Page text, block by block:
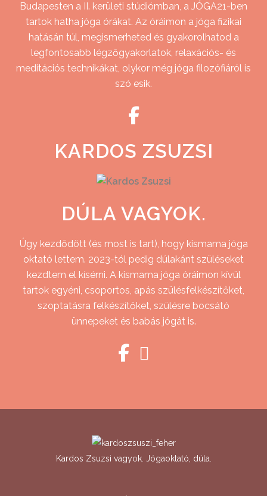
Budapesten a II. kerületi stúdiómban, a JÓGA21-ben
tartok hatha jóga órákat. Az óráimon a jóga fizikai
hatásán túl, megismerheted és gyakorolhatod a
legfontosabb légzőgyakorlatok, relaxációs- és
meditációs technikákat, olykor még jóga filozófiáról is
szó esik.
KARDOS ZSUZSI
DÚLA VAGYOK.
Úgy kezdődött (és most is tart), hogy kismama jóga
oktató lettem. 2023-tól pedig dúlakánt szüléseket
kezdtem el kísérni. A kismama jóga óráimon kívül
tartok egyéni, csoportos, apás szülésfelkészítőket,
szoptatásra felkészítőket, szülésre bocsátó
ünnepeket és babás jógát is.
Kardos Zsuzsi vagyok. Jógaoktató, dúla.